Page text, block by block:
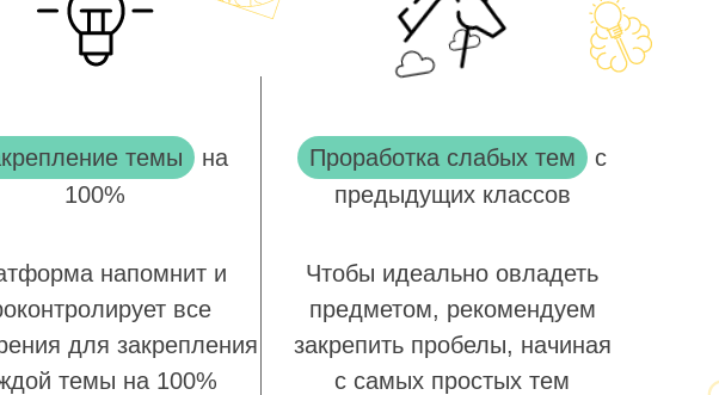
темы на
100%
напомнит и
все
для закрепления
темы на 100%
Проработка слабых тем
с
предыдущих классов
Чтобы идеально овладеть
предметом, рекомендуем
закрепить пробелы, начиная
с самых простых тем